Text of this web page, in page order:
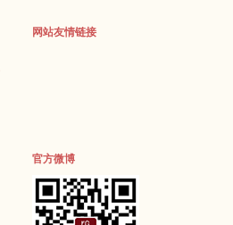
网站友情链接
官方微博